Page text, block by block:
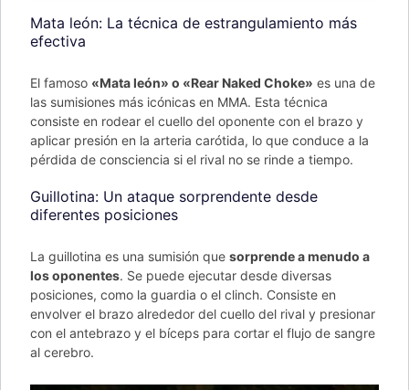
Mata león: La técnica de estrangulamiento más
efectiva
El famoso «Mata león» o «Rear Naked Choke» es una de
las sumisiones más icónicas en MMA. Esta técnica
consiste en rodear el cuello del oponente con el brazo y
aplicar presión en la arteria carótida, lo que conduce a la
pérdida de consciencia si el rival no se rinde a tiempo.
Guillotina: Un ataque sorprendente desde
diferentes posiciones
La guillotina es una sumisión que sorprende a menudo a
los oponentes. Se puede ejecutar desde diversas
posiciones, como la guardia o el clinch. Consiste en
envolver el brazo alrededor del cuello del rival y presionar
con el antebrazo y el bíceps para cortar el flujo de sangre
al cerebro.